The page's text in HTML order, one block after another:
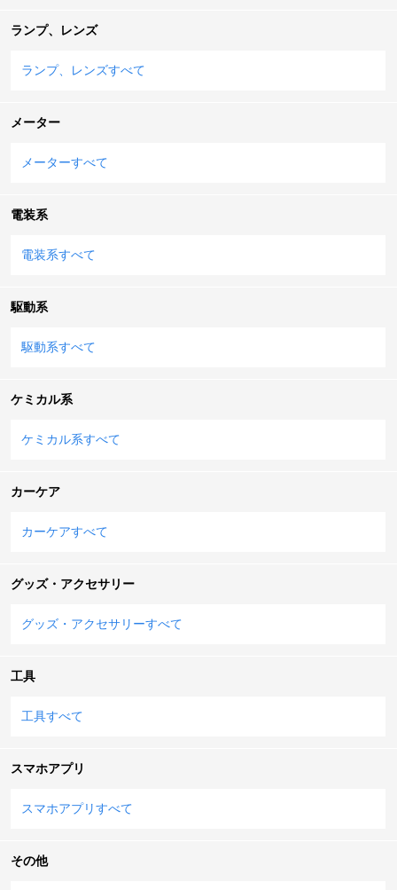
ランプ、レンズ
ランプ、レンズすべて
メーター
メーターすべて
電装系
電装系すべて
駆動系
駆動系すべて
ケミカル系
ケミカル系すべて
カーケア
カーケアすべて
グッズ・アクセサリー
グッズ・アクセサリーすべて
工具
工具すべて
スマホアプリ
スマホアプリすべて
その他